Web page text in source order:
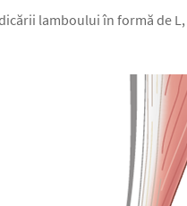
lamboului în formă de